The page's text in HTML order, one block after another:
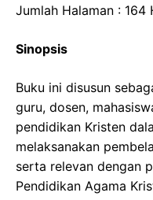
Jumlah Halaman : 164
Sinopsis
Buku ini disusun
guru, dosen,
pendidikan Kristen
melaksanakan
serta relevan dengan
Pendidikan Agama